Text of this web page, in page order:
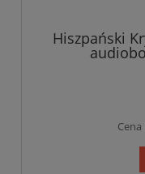
Hiszpański